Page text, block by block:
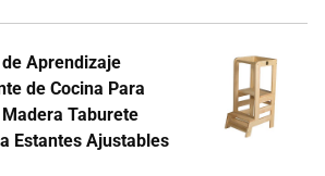
de Aprendizaje
de Cocina Para
Taburete
Estantes Ajustables